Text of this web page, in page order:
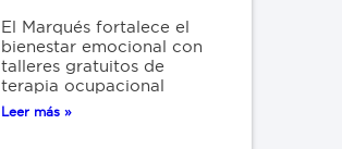
El Marqués fortalece el
bienestar emocional con
talleres gratuitos de
terapia ocupacional
Leer más »